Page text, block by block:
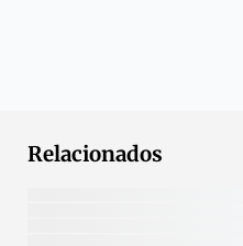
Relacionados